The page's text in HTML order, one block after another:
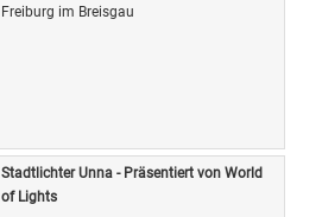
Freiburg im Breisgau
Stadtlichter Unna - Präsentiert von World
of Lights